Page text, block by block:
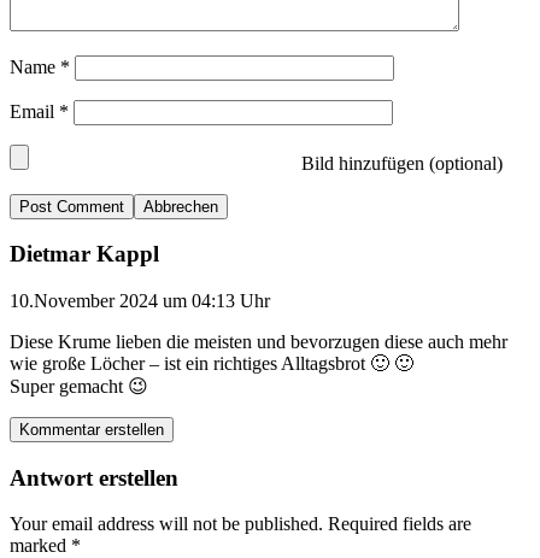
Name *
Email *
Bild hinzufügen (optional)
Abbrechen
Dietmar Kappl
10.November 2024 um 04:13 Uhr
Diese Krume lieben die meisten und bevorzugen diese auch mehr
wie große Löcher – ist ein richtiges Alltagsbrot 🙂 🙂
Super gemacht 😉
Kommentar erstellen
Antwort erstellen
Your email address will not be published. Required fields are
marked *